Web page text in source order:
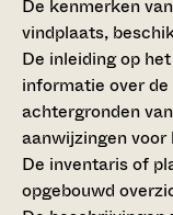
De kenmerken
vindplaats,
De inleiding op
informatie over
achtergronden
aanwijzingen
De inventaris of
opgebouwd